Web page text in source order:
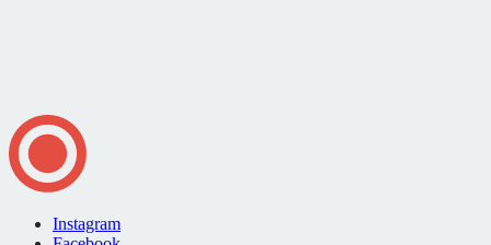
Instagram